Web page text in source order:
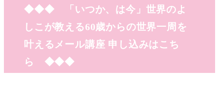
◆◆◆ 「いつか、は今」世界のよ
しこが教える60歳からの世界一周を
叶えるメール講座 申し込みはこち
ら ◆◆◆